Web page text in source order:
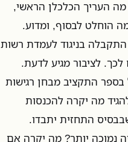
העריך הכלכלן הראשי,
הוחלט לבסוף, ומדוע.
בניגוד לעמדת רשות
לציבור מגיע לדעת.
בספר התקציב מבחן רגישות
מה יקרה להכנסות
התחזית יתבדו.
יותר? מה יקרה אם